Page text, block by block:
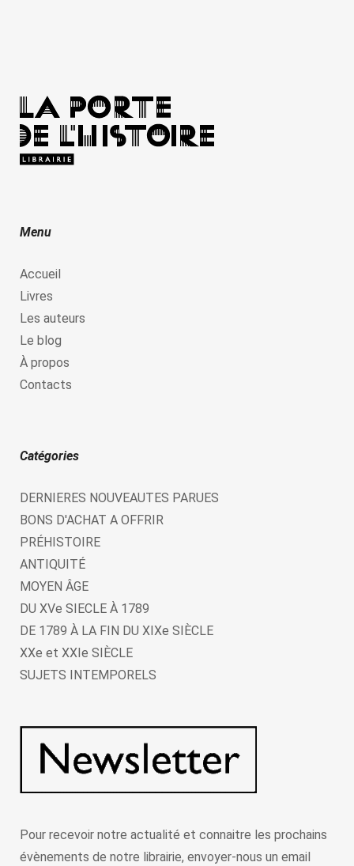
Menu
Accueil
Livres
Les auteurs
Le blog
À propos
Contacts
Catégories
DERNIERES NOUVEAUTES PARUES
BONS D'ACHAT A OFFRIR
PRÉHISTOIRE
ANTIQUITÉ
MOYEN ÂGE
DU XVe SIECLE À 1789
DE 1789 À LA FIN DU XIXe SIÈCLE
XXe et XXIe SIÈCLE
SUJETS INTEMPORELS
Pour recevoir notre actualité et connaitre les prochains
évènements de notre librairie, envoyer-nous un email